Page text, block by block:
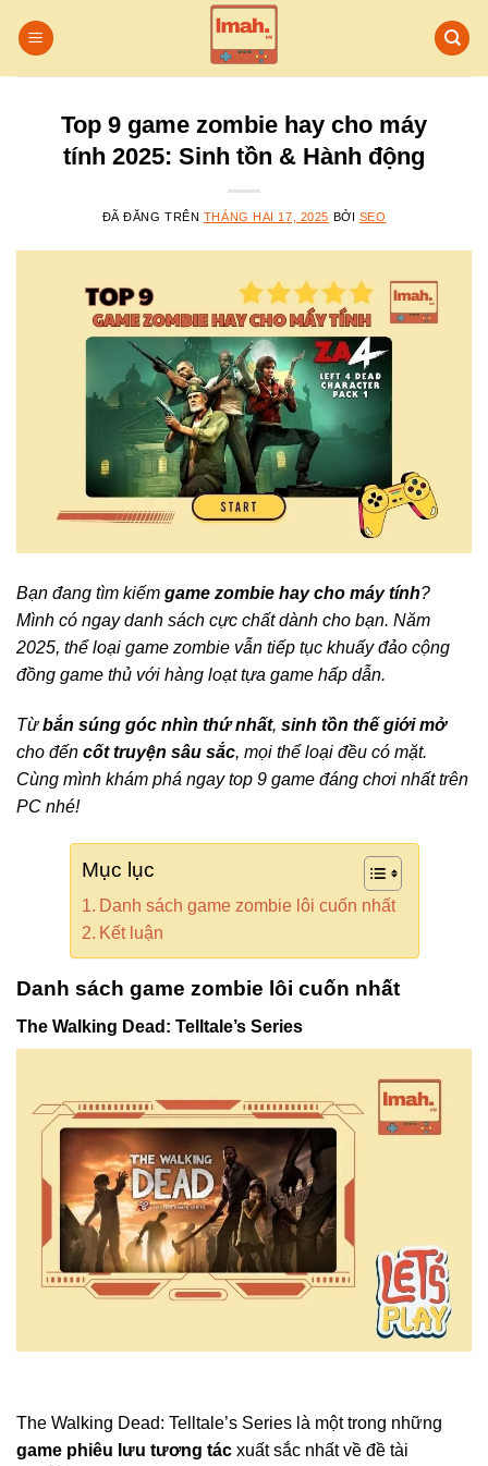
đến
Top 9 game zombie hay cho máy
tính 2025: Sinh tồn & Hành động
ĐÃ ĐĂNG TRÊN THÁNG HAI 17, 2025 BỞI SEO
Bạn đang tìm kiếm game zombie hay cho máy tính?
Mình có ngay danh sách cực chất dành cho bạn. Năm
2025, thể loại game zombie vẫn tiếp tục khuấy đảo cộng
đồng game thủ với hàng loạt tựa game hấp dẫn.
Từbắn súng góc nhìn thứ nhất, sinh tồn thế giới mở
cho đến cốt truyện sâu sắc, mọi thể loại đều có mặt.
Cùng mình khám phá ngay top 9 game đáng chơi nhất trên
PC nhé!
Mục lục
Danh sách game zombie lôi cuốn nhất
Kết luận
Danh sách game zombie lôi cuốn nhất
The Walking Dead: Telltale’s Series
The Walking Dead: Telltale’s Series là một trong những
game phiêu lưu tương tác xuất sắc nhất về đề tài